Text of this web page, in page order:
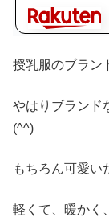
授乳服のブラン
やはりブランド
(^^)
もちろん可愛い
軽くて、暖かく